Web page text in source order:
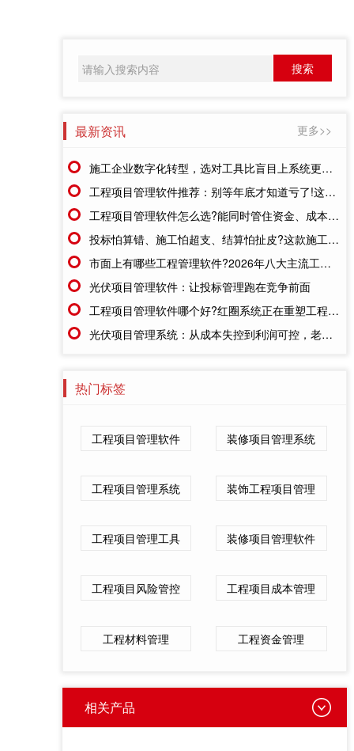
最新资讯 更多>>
施工企业数字化转型，选对工具比盲目上系统更重要
工程项目管理软件推荐：别等年底才知道亏了!这套系统让每一分钱都有迹可循
工程项目管理软件怎么选?能同时管住资金、成本、进度的才靠谱
投标怕算错、施工怕超支、结算怕扯皮?这款施工成本管理系统一招全解决
市面上有哪些工程管理软件?2026年八大主流工具深度盘点
光伏项目管理软件：让投标管理跑在竞争前面
工程项目管理软件哪个好?红圈系统正在重塑工程企业的"数字大脑"
光伏项目管理系统：从成本失控到利润可控，老板只需做对一步
热门标签
工程项目管理软件 装修项目管理系统
工程项目管理系统 装饰工程项目管理
工程项目管理工具 装修项目管理软件
工程项目风险管控 工程项目成本管理
工程材料管理 工程资金管理
相关产品